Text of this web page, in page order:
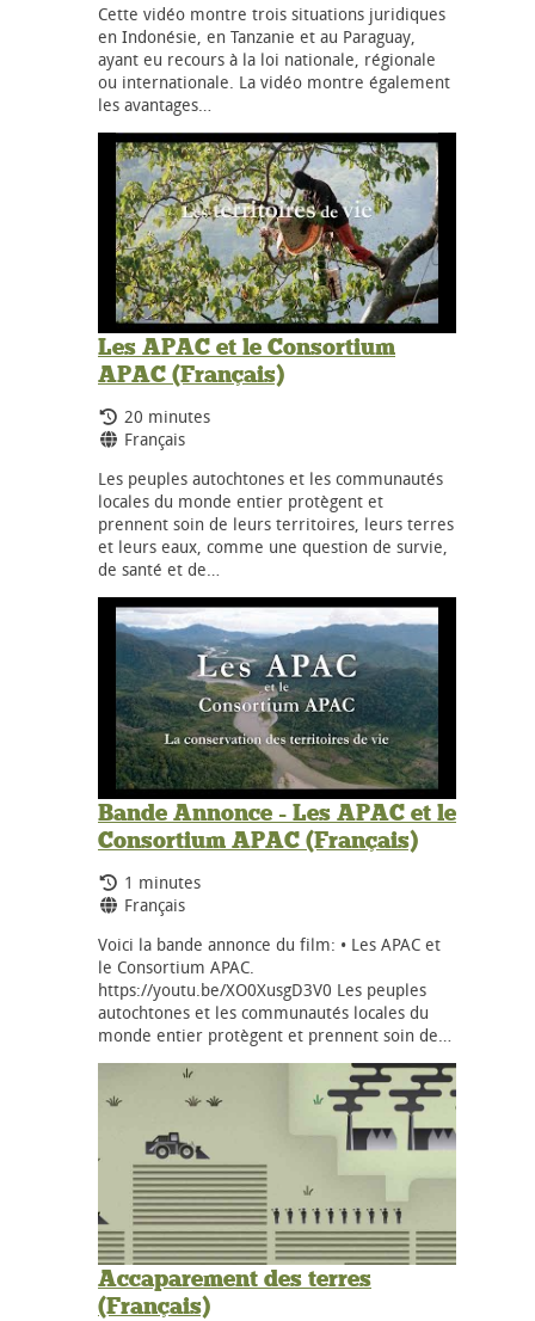
Cette vidéo montre trois situations juridiques
en Indonésie, en Tanzanie et au Paraguay,
ayant eu recours à la loi nationale, régionale
ou internationale. La vidéo montre également
les avantages…
Les APAC et le Consortium
APAC (Français)
Durée:
20 minutes
Langues:
Français
Les peuples autochtones et les communautés
locales du monde entier protègent et
prennent soin de leurs territoires, leurs terres
et leurs eaux, comme une question de survie,
de santé et de…
Bande Annonce - Les APAC et le
Consortium APAC (Français)
Durée:
1 minutes
Langues:
Français
Voici la bande annonce du film: • Les APAC et
le Consortium APAC.
https://youtu.be/XO0XusgD3V0 Les peuples
autochtones et les communautés locales du
monde entier protègent et prennent soin de…
Accaparement des terres
(Français)